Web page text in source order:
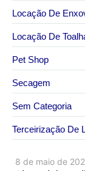
8 de maio de
Locação De
Locação De
Pet Shop
Secagem
Sem Categoria
Terceirização De